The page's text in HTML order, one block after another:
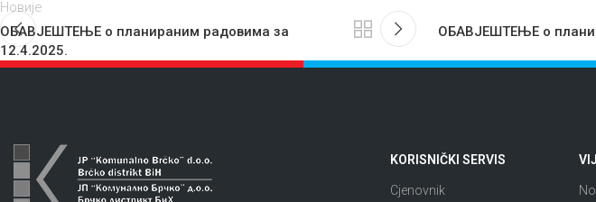
Новије
ОБАВЈЕШТЕЊЕ о планираним радовима за
12.4.2025.
ОБАВЈЕШТЕЊЕ о
KORISNIČKI SERVIS
Cjenovnik